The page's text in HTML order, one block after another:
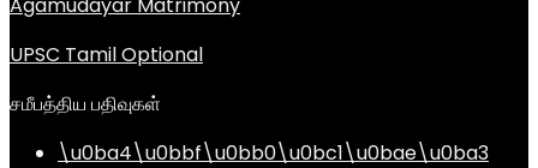
UPSC Tamil Optional
சமீபத்திய பதிவுகள்
\u0ba4\u0bbf\u0bb0\u0bc1\u0bae\u0ba3